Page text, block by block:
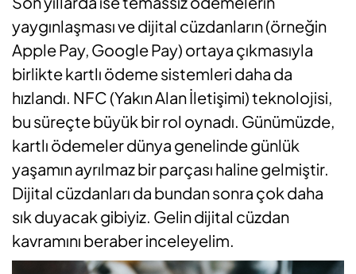
yaygınlaşması ve dijital cüzdanların (örneğin
Apple Pay, Google Pay) ortaya çıkmasıyla
birlikte kartlı ödeme sistemleri daha da
hızlandı. NFC (Yakın Alan İletişimi) teknolojisi,
bu süreçte büyük bir rol oynadı. Günümüzde,
kartlı ödemeler dünya genelinde günlük
yaşamın ayrılmaz bir parçası haline gelmiştir.
Dijital cüzdanları da bundan sonra çok daha
sık duyacak gibiyiz. Gelin dijital cüzdan
kavramını beraber inceleyelim.